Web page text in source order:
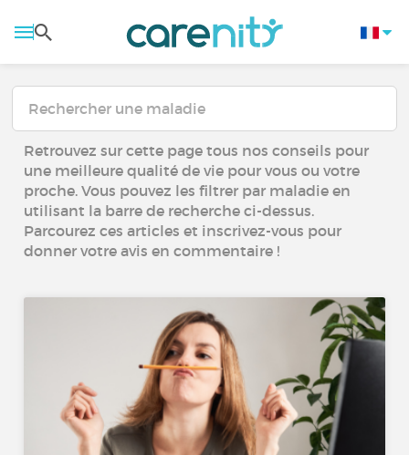
Retrouvez sur cette page tous nos conseils pour
une meilleure qualité de vie pour vous ou votre
proche. Vous pouvez les filtrer par maladie en
utilisant la barre de recherche ci-dessus.
Parcourez ces articles et inscrivez-vous pour
donner votre avis en commentaire !